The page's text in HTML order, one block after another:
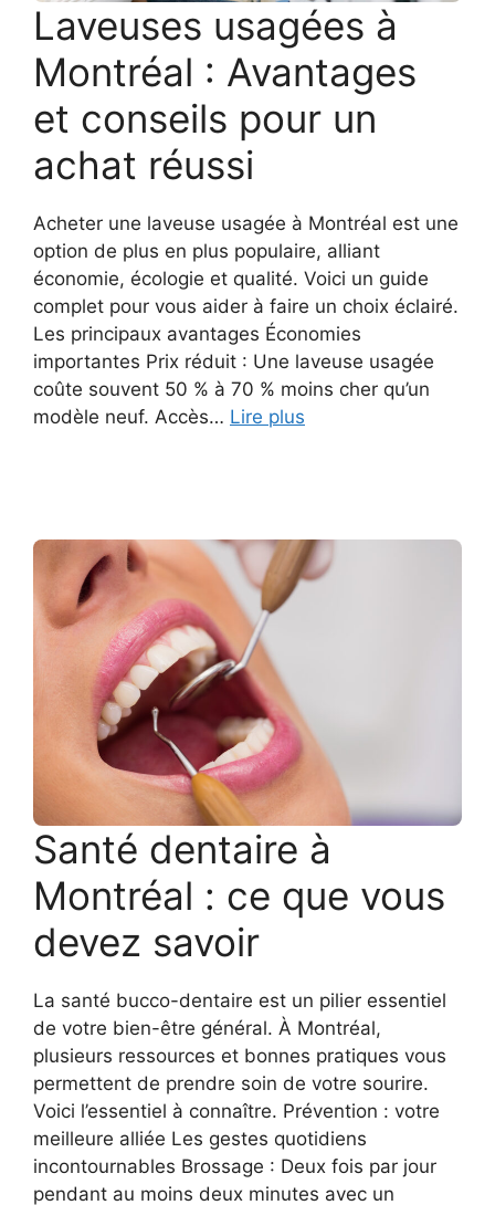
Laveuses usagées à
Montréal : Avantages
et conseils pour un
achat réussi
Acheter une laveuse usagée à Montréal est une
option de plus en plus populaire, alliant
économie, écologie et qualité. Voici un guide
complet pour vous aider à faire un choix éclairé.
Les principaux avantages Économies
importantes Prix réduit : Une laveuse usagée
coûte souvent 50 % à 70 % moins cher qu’un
modèle neuf. Accès… Lire plus
Santé dentaire à
Montréal : ce que vous
devez savoir
La santé bucco-dentaire est un pilier essentiel
de votre bien-être général. À Montréal,
plusieurs ressources et bonnes pratiques vous
permettent de prendre soin de votre sourire.
Voici l’essentiel à connaître. Prévention : votre
meilleure alliée Les gestes quotidiens
incontournables Brossage : Deux fois par jour
pendant au moins deux minutes avec un